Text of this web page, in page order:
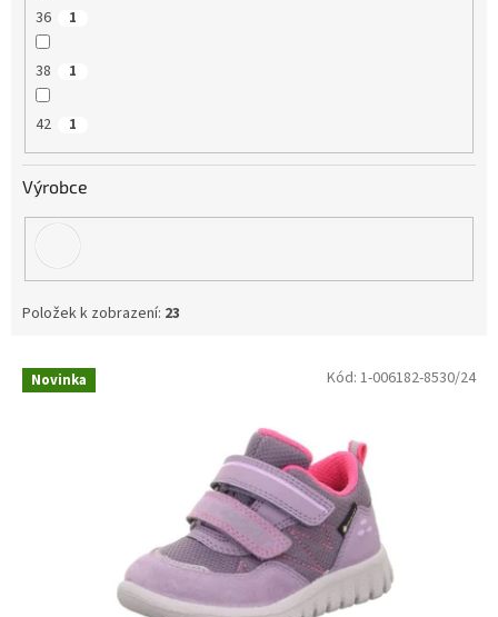
36 1
38 1
42 1
Výrobce
Položek k zobrazení: 23
V Novinka Kód: 1-006182-8530/24